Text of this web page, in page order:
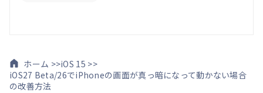
ホーム >>iOS 15 >>
iOS27 Beta/26でiPhoneの画面が真っ暗になって動かない場合
の改善方法